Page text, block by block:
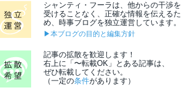
シャンティ・フーラは、他からの干渉を
受けることなく、正確な情報を伝えるた
め、時事ブログを独立運営しています。
▶本ブログの目的と編集方針
記事の拡散を歓迎します！
右上に「〜転載OK」とある記事は、
ぜひ転載してください。
（一定の条件があります）